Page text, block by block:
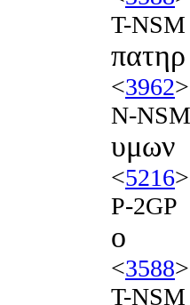
T-NSM
πατηρ
<3962>
N-NSM
υμων
<5216>
P-2GP
ο
<3588>
T-NSM